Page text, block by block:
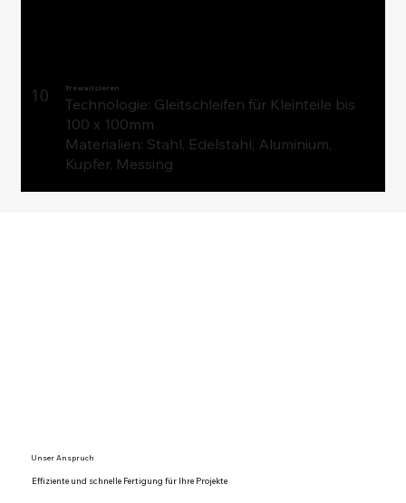
10 Trowalisieren
Technologie: Gleitschleifen für Kleinteile bis
100 x 100mm
Materialien: Stahl, Edelstahl, Aluminium,
Kupfer, Messing
Unser Anspruch
Effiziente und schnelle Fertigung für Ihre Projekte